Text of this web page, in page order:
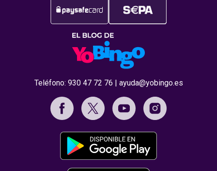
Teléfono: 930 47 72 76 | ayuda@yobingo.es